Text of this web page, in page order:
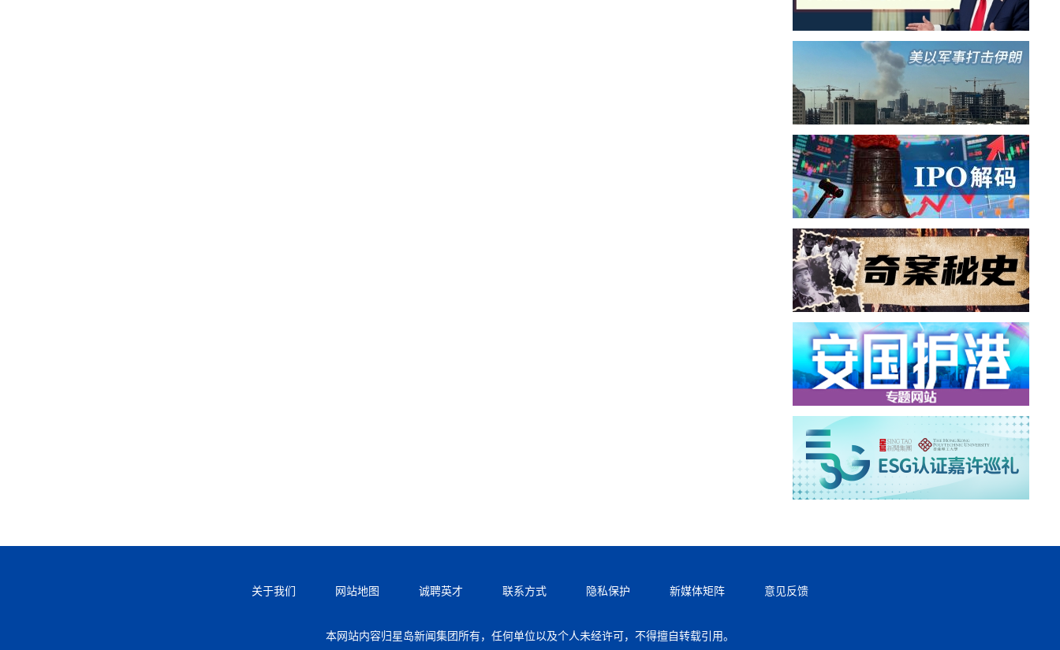
关于我们 网站地图 诚聘英才 联系方式 隐私保护 新媒体矩阵 意见反馈
本网站内容归星岛新闻集团所有，任何单位以及个人未经许可，不得擅自转载引用。